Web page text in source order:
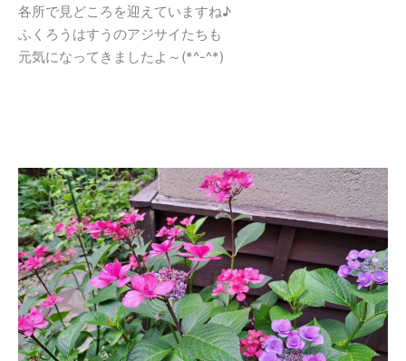
各所で見どころを迎えていますね♪
ふくろうはすうのアジサイたちも
元気になってきましたよ～(*^-^*)